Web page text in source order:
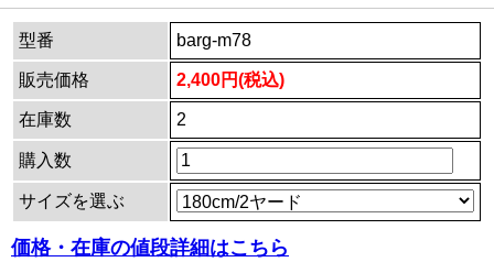
型番 barg-m78
販売価格 2,400円(税込)
在庫数 2
購入数
サイズを選ぶ
価格・在庫の値段詳細はこちら